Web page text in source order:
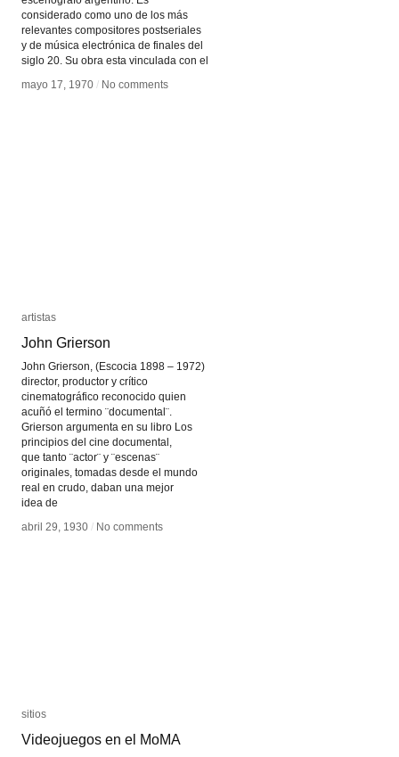
considerado como uno de los más
relevantes compositores postseriales
y de música electrónica de finales del
siglo 20. Su obra esta vinculada con el
mayo 17, 1970 / No comments
mayo 17, 1970 / No comments
artistas
John Grierson
John Grierson, (Escocia 1898 – 1972)
director, productor y crítico
cinematográfico reconocido quien
acuñó el termino ¨documental¨.
Grierson argumenta en su libro Los
principios del cine documental,
que tanto ¨actor¨ y ¨escenas¨
originales, tomadas desde el mundo
real en crudo, daban una mejor
idea de
abril 29, 1930 / No comments
artistas
John Grierson
abril 29, 1930 / No comments
sitios
Videojuegos en el MoMA
sitios
Videojuegos en el MoMA